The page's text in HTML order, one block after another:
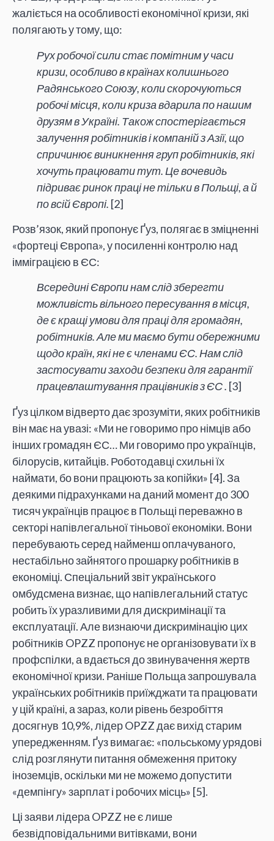
жаліється на особливості економічної кризи, які
полягають у тому, що:
Рух робочої сили стає помітним у часи
кризи, особливо в країнах колишнього
Радянського Союзу, коли скорочуються
робочі місця, коли криза вдарила по нашим
друзям в Україні. Також спостерігається
залучення робітників і компаній з Азії, що
спричинює виникнення груп робітників, які
хочуть працювати тут. Це вочевидь
підриває ринок праці не тільки в Польщі, а й
по всій Європі. [2]
Розв’язок, який пропонує Ґуз, полягає в зміцненні
«фортеці Європа», у посиленні контролю над
імміграцією в ЄС:
Всередині Європи нам слід зберегти
можливість вільного пересування в місця,
де є кращі умови для праці для громадян,
робітників. Але ми маємо бути обережними
щодо країн, які не є членами ЄС. Нам слід
застосувати заходи безпеки для гарантії
працевлаштування працівників з ЄС . [3]
Ґуз цілком відверто дає зрозуміти, яких робітників
він має на увазі: «Ми не говоримо про німців або
інших громадян ЄС… Ми говоримо про українців,
білорусів, китайців. Роботодавці схильні їх
наймати, бо вони працюють за копійки» [4]. За
деякими підрахунками на даний момент до 300
тисяч українців працює в Польщі переважно в
секторі напівлегальної тіньової економіки. Вони
перебувають серед найменш оплачуваного,
нестабільно зайнятого прошарку робітників в
економіці. Спеціальний звіт українського
омбудсмена визнає, що напівлегальний статус
робить їх уразливими для дискримінації та
експлуатації. Але визнаючи дискримінацію цих
робітників OPZZ пропонує не організовувати їх в
профспілки, а вдається до звинувачення жертв
економічної кризи. Раніше Польща запрошувала
українських робітників приїжджати та працювати
у цій країні, а зараз, коли рівень безробіття
досягнув 10,9%, лідер OPZZ дає вихід старим
упередженням. Ґуз вимагає: «польському урядові
слід розглянути питання обмеження притоку
іноземців, оскільки ми не можемо допустити
«демпінгу» зарплат і робочих місць» [5].
Ці заяви лідера OPZZ не є лише
безвідповідальними витівками, вони